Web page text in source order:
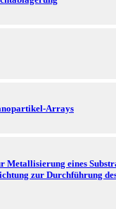
Arrays
Metallisierung eines
zur Durchführung